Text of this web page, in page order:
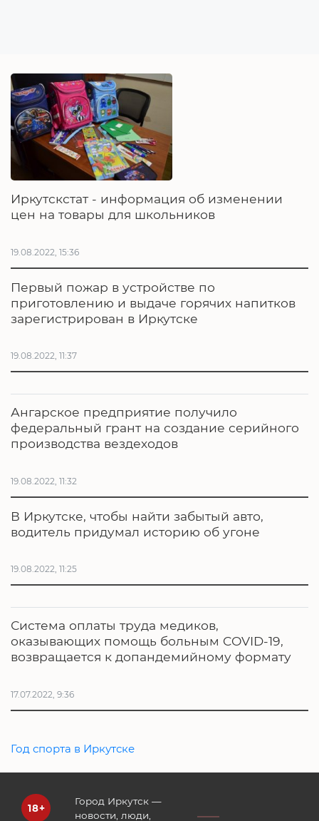
Иркутскстат - информация об изменении
цен на товары для школьников
19.08.2022, 15:36
Первый пожар в устройстве по
приготовлению и выдаче горячих напитков
зарегистрирован в Иркутске
19.08.2022, 11:37
Ангарское предприятие получило
федеральный грант на создание серийного
производства вездеходов
19.08.2022, 11:32
В Иркутске, чтобы найти забытый авто,
водитель придумал историю об угоне
19.08.2022, 11:25
Система оплаты труда медиков,
оказывающих помощь больным COVID-19,
возвращается к допандемийному формату
17.07.2022, 9:36
Год спорта в Иркутске
Город Иркутск —
новости, люди,